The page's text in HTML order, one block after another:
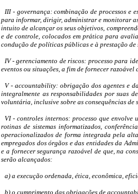
III - governança: combinação de processos e
para informar, dirigir, administrar e monitorar
intuito de alcançar os seus objetivos,
e de controle, colocados em prática para
condução de políticas públicas e à prestação de
IV - gerenciamento de riscos: processo para
eventos ou situações, a fim de fornecer
V - accountability: obrigação dos agentes e
integralmente as responsabilidades por suas
voluntária, inclusive sobre as consequências de
VI - controles internos: processo que envolve
rotinas de sistemas informatizados,
operacionalizados de forma integrada pela
empregados dos órgãos e das entidades da
e a fornecer segurança razoável de que, na
serão alcançados:
a) a execução ordenada, ética, econômica,
b) o cumprimento das obrigações de